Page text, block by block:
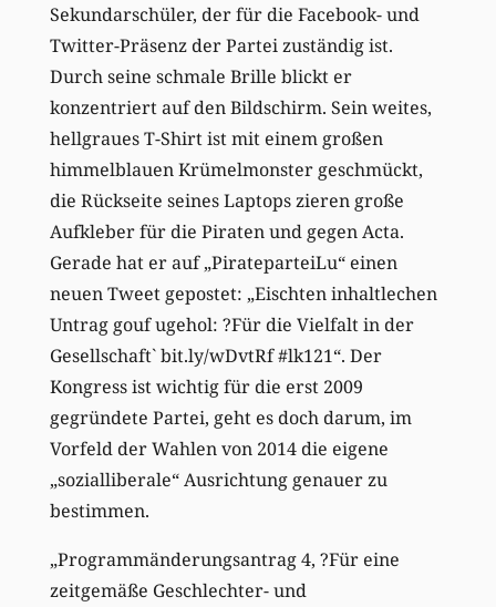
Sekundarschüler, der für die Facebook- und
Twitter-Präsenz der Partei zuständig ist.
Durch seine schmale Brille blickt er
konzentriert auf den Bildschirm. Sein weites,
hellgraues T-Shirt ist mit einem großen
himmelblauen Krümelmonster geschmückt,
die Rückseite seines Laptops zieren große
Aufkleber für die Piraten und gegen Acta.
Gerade hat er auf „PirateparteiLu“ einen
neuen Tweet gepostet: „Eischten inhaltlechen
Untrag gouf ugehol: ?Für die Vielfalt in der
Gesellschaft` bit.ly/wDvtRf #lk121“. Der
Kongress ist wichtig für die erst 2009
gegründete Partei, geht es doch darum, im
Vorfeld der Wahlen von 2014 die eigene
„sozialliberale“ Ausrichtung genauer zu
bestimmen.
„Programmänderungsantrag 4, ?Für eine
zeitgemäße Geschlechter- und